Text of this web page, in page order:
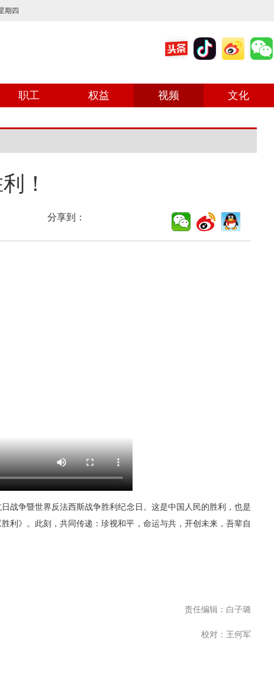
期四
职工 权益 视频 文化
！
分享到：
战争暨世界反法西斯战争胜利纪念日。这是中国人民的胜利，也是
利》。此刻，共同传递：珍视和平，命运与共，开创未来，吾辈自
责任编辑：白子璐
校对：王何军